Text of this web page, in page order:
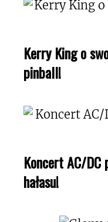
Kerry King o
pinball!
Koncert AC/DC
hałasu!